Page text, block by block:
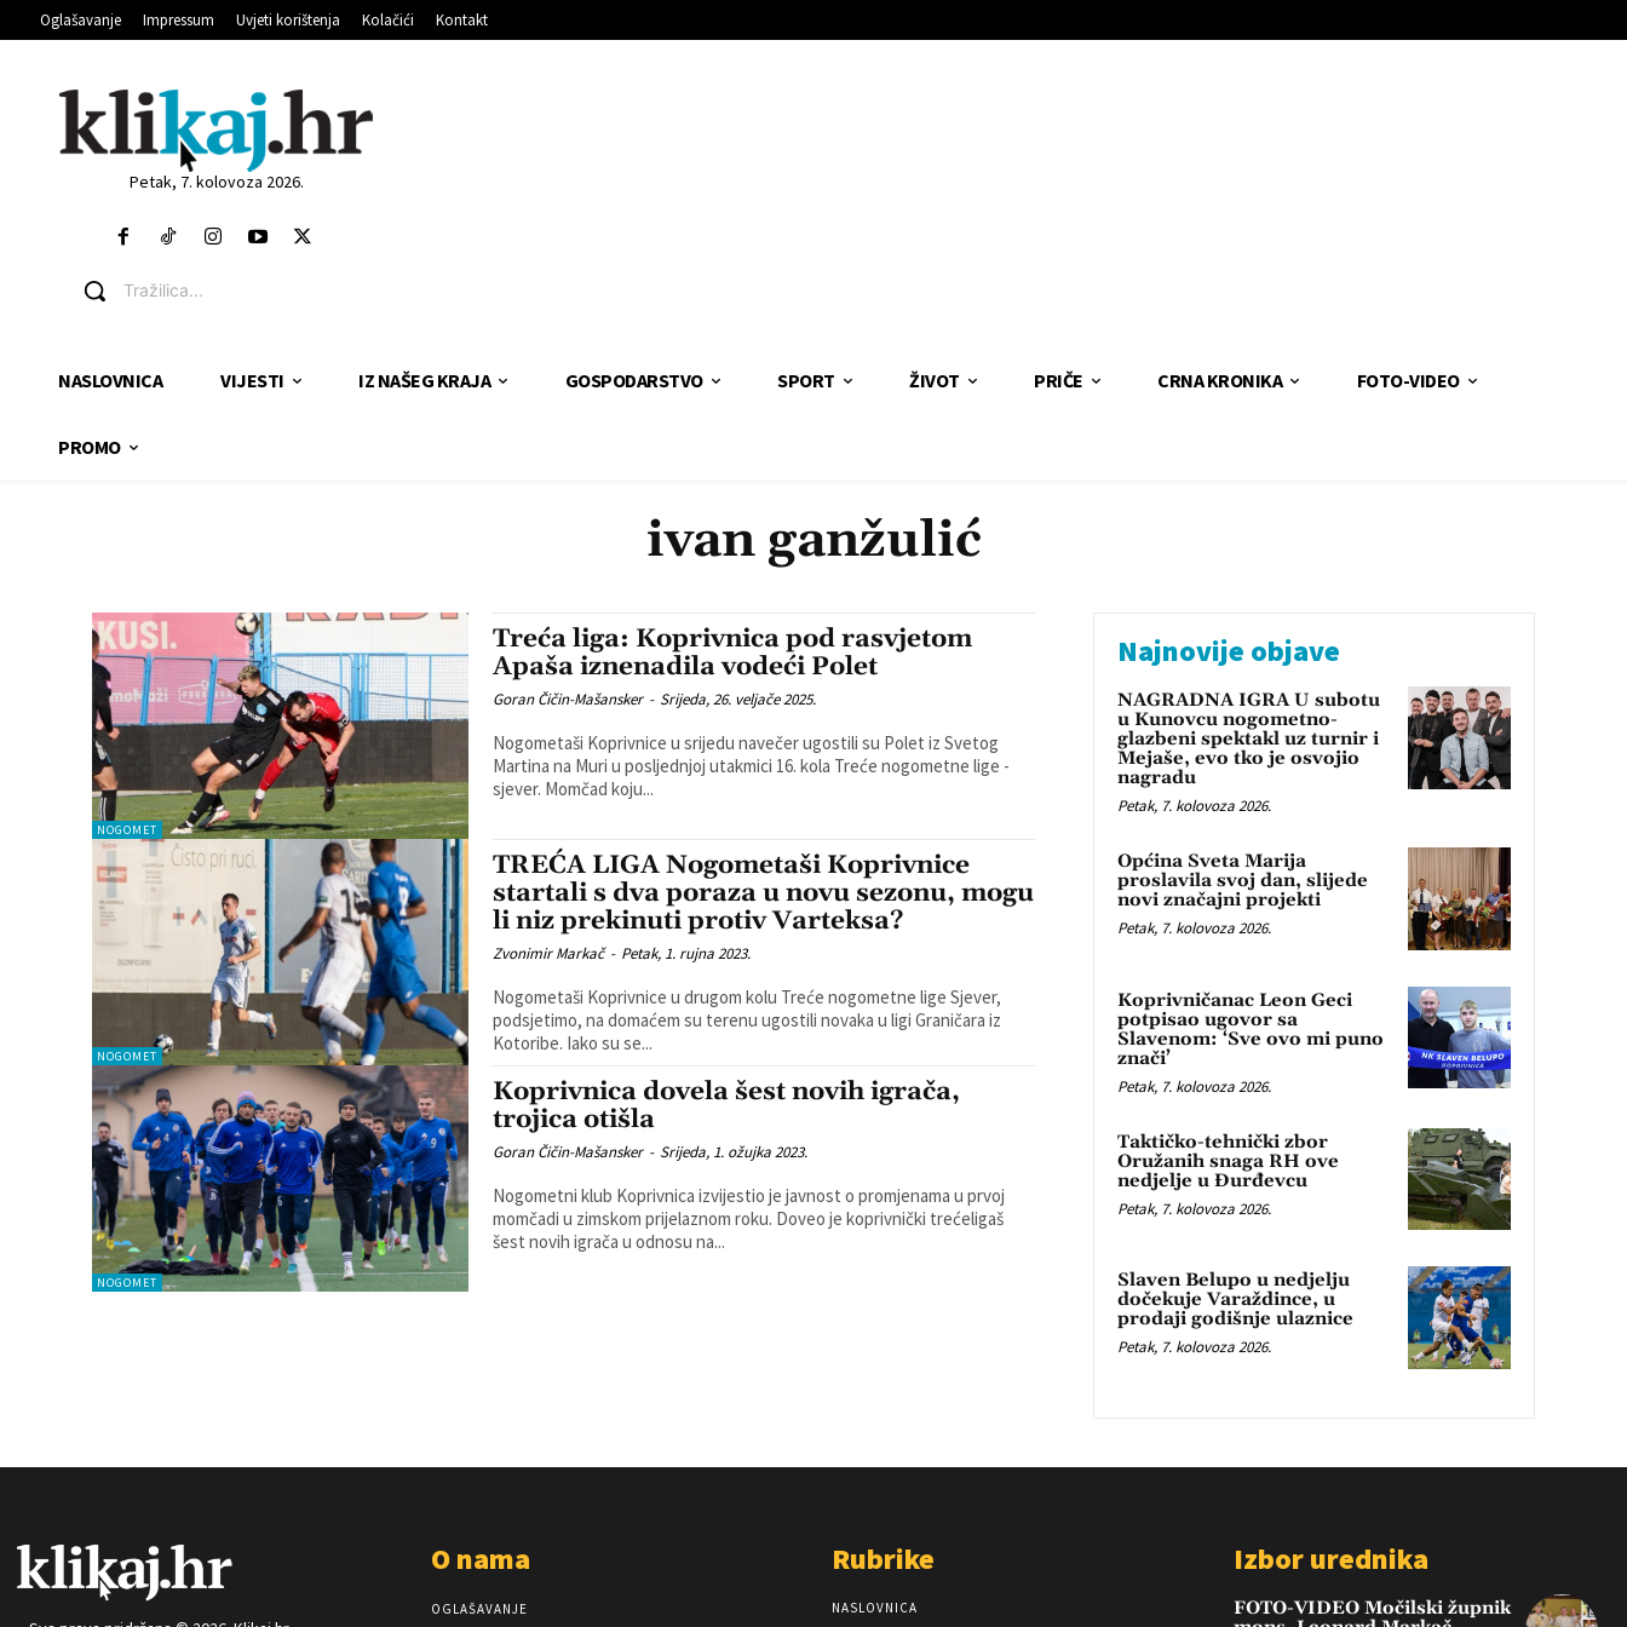
Oglašavanje Impressum Uvjeti korištenja Kolačići Kontakt
Petak, 7. kolovoza 2026.
Tražilica...
NASLOVNICA VIJESTI IZ NAŠEG KRAJA GOSPODARSTVO SPORT ŽIVOT PRIČE CRNA KRONIKA FOTO-VIDEO
PROMO
ivan ganžulić
NOGOMET
Treća liga: Koprivnica pod rasvjetom
Apaša iznenadila vodeći Polet
Goran Čičin-Mašansker - Srijeda, 26. veljače 2025.
Nogometaši Koprivnice u srijedu navečer ugostili su Polet iz Svetog
Martina na Muri u posljednjoj utakmici 16. kola Treće nogometne lige -
sjever. Momčad koju...
NOGOMET
TREĆA LIGA Nogometaši Koprivnice
startali s dva poraza u novu sezonu, mogu
li niz prekinuti protiv Varteksa?
Zvonimir Markač - Petak, 1. rujna 2023.
Nogometaši Koprivnice u drugom kolu Treće nogometne lige Sjever,
podsjetimo, na domaćem su terenu ugostili novaka u ligi Graničara iz
Kotoribe. Iako su se...
NOGOMET
Koprivnica dovela šest novih igrača,
trojica otišla
Goran Čičin-Mašansker - Srijeda, 1. ožujka 2023.
Nogometni klub Koprivnica izvijestio je javnost o promjenama u prvoj
momčadi u zimskom prijelaznom roku. Doveo je koprivnički trećeligaš
šest novih igrača u odnosu na...
Najnovije objave
NAGRADNA IGRA U subotu
u Kunovcu nogometno-
glazbeni spektakl uz turnir i
Mejaše, evo tko je osvojio
nagradu
Petak, 7. kolovoza 2026.
Općina Sveta Marija
proslavila svoj dan, slijede
novi značajni projekti
Petak, 7. kolovoza 2026.
Koprivničanac Leon Geci
potpisao ugovor sa
Slavenom: ‘Sve ovo mi puno
znači’
Petak, 7. kolovoza 2026.
Taktičko-tehnički zbor
Oružanih snaga RH ove
nedjelje u Đurđevcu
Petak, 7. kolovoza 2026.
Slaven Belupo u nedjelju
dočekuje Varaždince, u
prodaji godišnje ulaznice
Petak, 7. kolovoza 2026.
O nama
OGLAŠAVANJE
Rubrike
NASLOVNICA
Izbor urednika
FOTO-VIDEO Močilski župnik